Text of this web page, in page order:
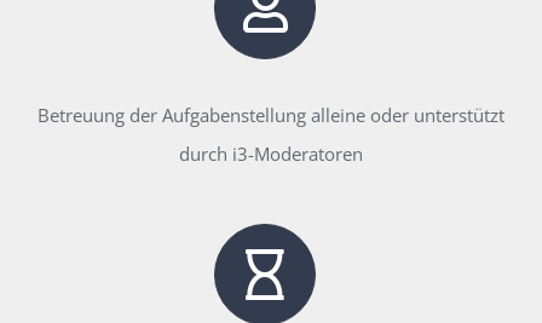
Betreuung der Aufgabenstellung alleine oder unterstützt
durch i3-Moderatoren